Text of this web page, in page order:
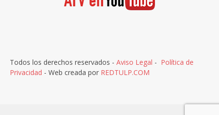
Todos los derechos reservados - Aviso Legal - Política de
Privacidad - Web creada por REDTULP.COM